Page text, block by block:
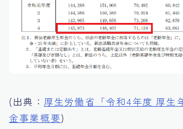
(出典： 厚生労働省「令和4年度 厚生
金事業概要)